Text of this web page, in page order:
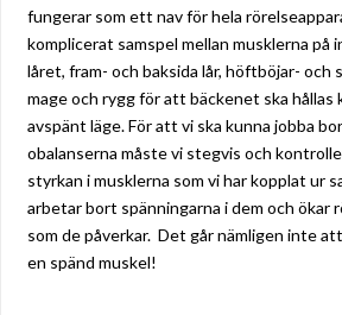
fungerar som ett nav för hela
komplicerat samspel mellan musklerna på
låret, fram- och baksida lår, höftböjar- och
mage och rygg för att bäckenet ska
avspänt läge. För att vi ska kunna jobba
obalanserna måste vi stegvis och
styrkan i musklerna som vi har kopplat ur
arbetar bort spänningarna i dem och ökar
som de påverkar. Det går nämligen inte
en spänd muskel!